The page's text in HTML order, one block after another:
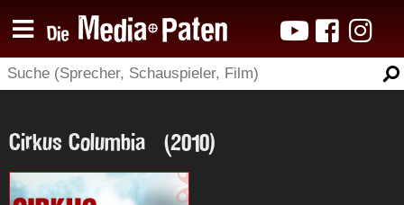
Cirkus Columbia (2010)